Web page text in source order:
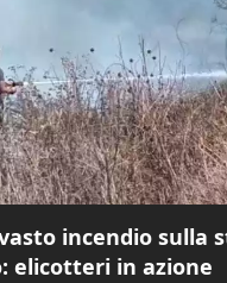
incendio sulla
elicotteri in azione